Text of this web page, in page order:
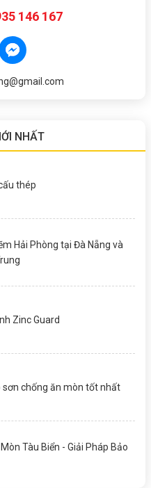
146 167
NHẤT
thép
Hải Phòng tại Đà Nẵng và
Zinc Guard
sơn chống ăn mòn tốt nhất
Tàu Biển - Giải Pháp Bảo